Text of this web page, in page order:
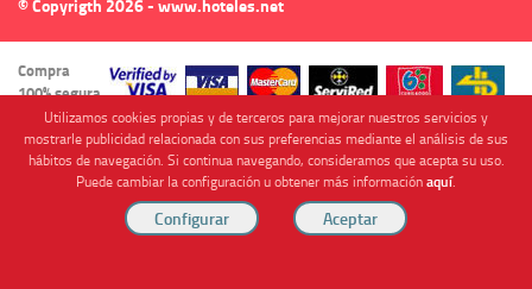
© Copyrigth 2026 - www.hoteles.net
Compra
100% segura
Cofinanciado por
Utilizamos cookies propias y de terceros para mejorar nuestros servicios y
mostrarle publicidad relacionada con sus preferencias mediante el análisis de sus
hábitos de navegación. Si continua navegando, consideramos que acepta su uso.
Puede cambiar la configuración u obtener más informaciónaquí.